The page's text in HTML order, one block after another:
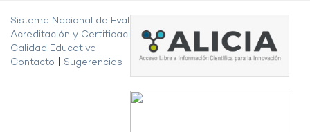
Sistema Nacional de Evaluación,
Acreditación y Certificación de la
Calidad Educativa
Contacto
Sugerencias